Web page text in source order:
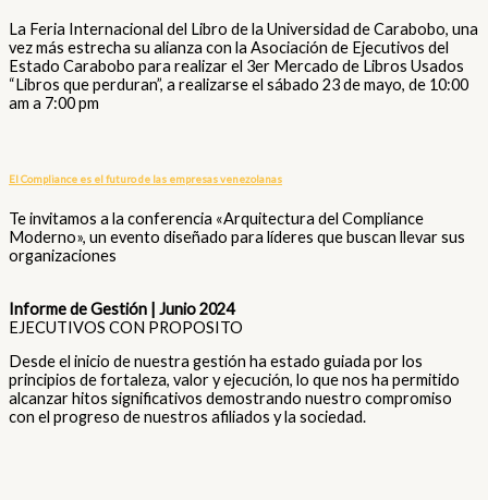
La Feria Internacional del Libro de la Universidad de Carabobo, una
vez más estrecha su alianza con la Asociación de Ejecutivos del
Estado Carabobo para realizar el 3er Mercado de Libros Usados
“Libros que perduran”, a realizarse el sábado 23 de mayo, de 10:00
am a 7:00 pm
El Compliance es el futuro de las empresas venezolanas
Te invitamos a la conferencia «Arquitectura del Compliance
Moderno», un evento diseñado para líderes que buscan llevar sus
organizaciones
Informe de Gestión | Junio 2024
EJECUTIVOS CON PROPOSITO
Desde el inicio de nuestra gestión ha estado guiada por los
principios de fortaleza, valor y ejecución, lo que nos ha permitido
alcanzar hitos significativos demostrando nuestro compromiso
con el progreso de nuestros afiliados y la sociedad.